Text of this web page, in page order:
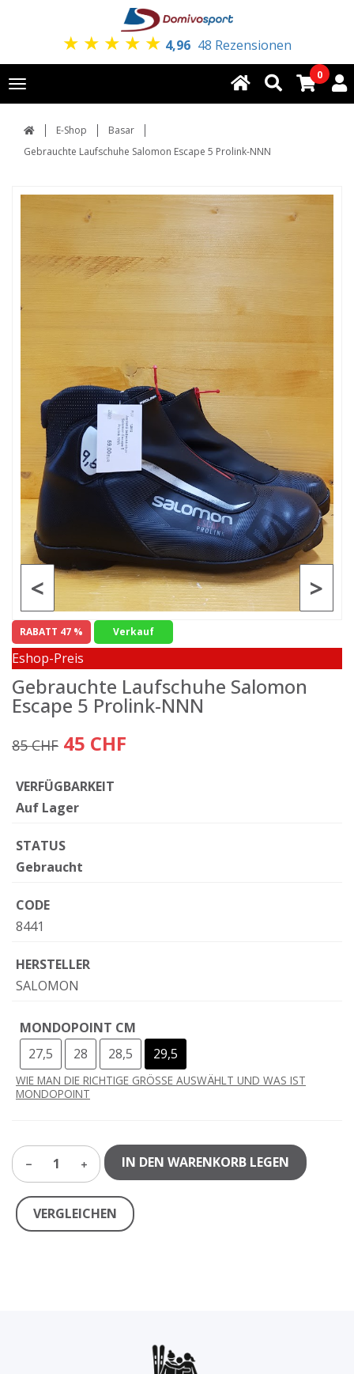
★ ★ ★ ★ ★ 4,96 48 Rezensionen
Toggle
navigation
0
E-Shop
Basar
Gebrauchte Laufschuhe Salomon Escape 5 Prolink-NNN
>
<
RABATT 47 % Verkauf
Eshop-Preis
Gebrauchte Laufschuhe Salomon
Escape 5 Prolink-NNN
85 CHF 45 CHF
VERFÜGBARKEIT
Auf Lager
STATUS
Gebraucht
CODE
8441
HERSTELLER
SALOMON
MONDOPOINT CM
27,5
28 28,5 29,5
WIE MAN DIE RICHTIGE GRÖSSE AUSWÄHLT UND WAS IST
MONDOPOINT
1 IN DEN WARENKORB LEGEN
VERGLEICHEN